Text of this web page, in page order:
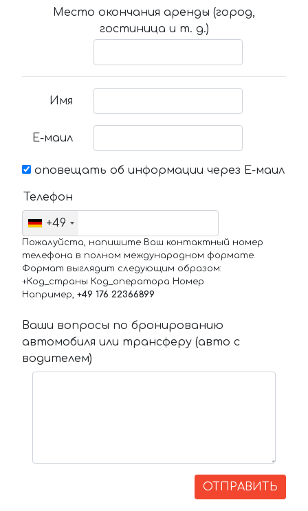
Место окончания аренды (город,
гостиница и т. д.)
Имя
Е-маил
оповещать об информации через Е-маил
Телефон
+49
Пожалуйста, напишите Ваш контактный номер
телефона в полном международном формате.
Формат выглядит следующим образом:
+Код_страны Код_оператора Номер
Например, +49 176 22366899
Ваши вопросы по бронированию
автомобиля или трансферу (авто с
водителем)
ОТПРАВИТЬ